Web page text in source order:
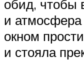
обид, чтобы
и
окном
и стояла